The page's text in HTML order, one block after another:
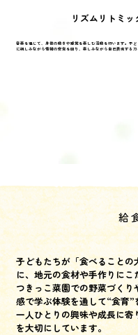
リズム​リトミッ
音楽を通じて、身体の動きや感覚を楽しむ活動を行います。子
に親しみながら情緒の安定を図り、楽しみながら自己表現する力
給
子どもたちが「食べること
に、地元の食材や手作りにこ
つきっこ菜園での野菜づく
感で学ぶ体験を通して“食育”
一人ひとりの興味や成長に
を大切にしています。